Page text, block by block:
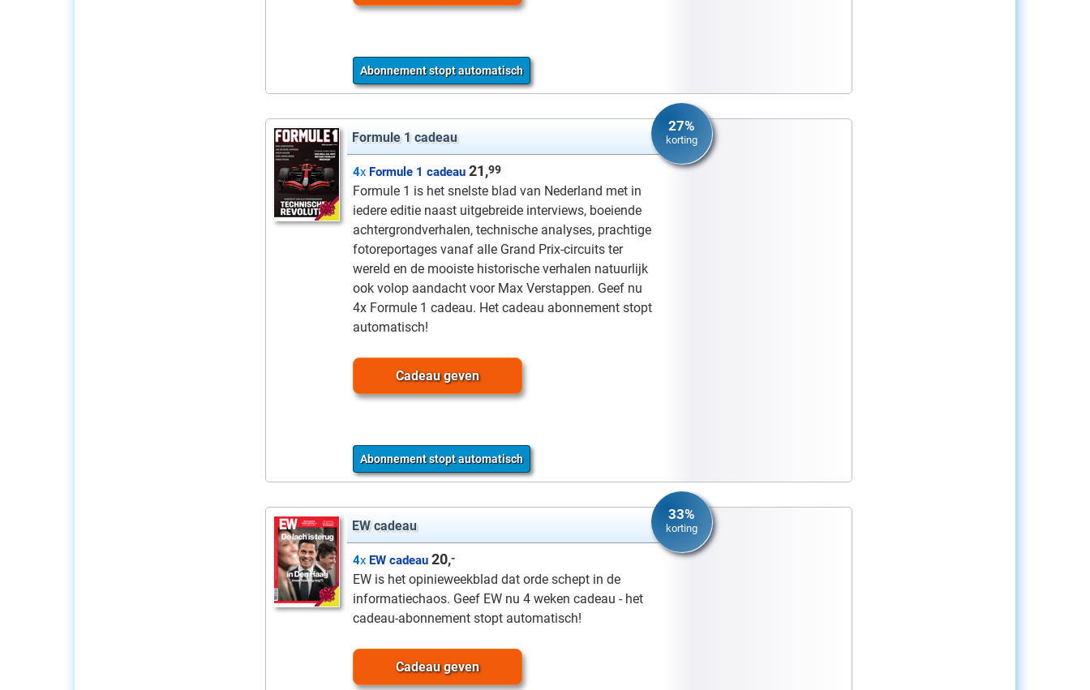
Abonnement stopt automatisch
Formule 1 cadeau
4x Formule 1 cadeau 21,99
Formule 1 is het snelste blad van Nederland met in
iedere editie naast uitgebreide interviews, boeiende
achtergrondverhalen, technische analyses, prachtige
fotoreportages vanaf alle Grand Prix-circuits ter
wereld en de mooiste historische verhalen natuurlijk
ook volop aandacht voor Max Verstappen. Geef nu
4x Formule 1 cadeau. Het cadeau abonnement stopt
automatisch!
Cadeau geven
27%
korting
Abonnement stopt automatisch
EW cadeau
4x EW cadeau 20,-
EW is het opinieweekblad dat orde schept in de
informatiechaos. Geef EW nu 4 weken cadeau - het
cadeau-abonnement stopt automatisch!
Cadeau geven
33%
korting